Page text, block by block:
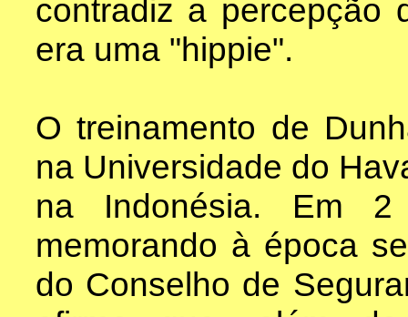
contradiz a percepção
era uma "hippie".
O treinamento de
na Universidade do
na Indonésia. Em
memorando à época
do Conselho de